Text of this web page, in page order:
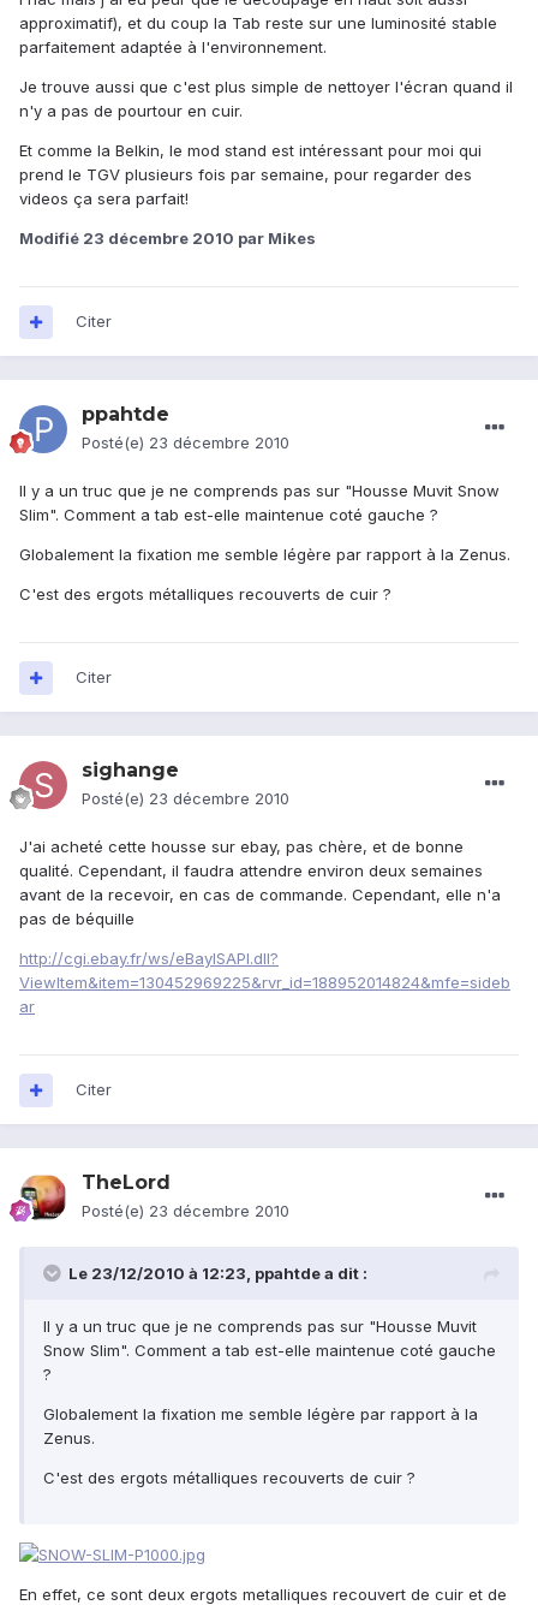
approximatif), et du coup la Tab reste sur une luminosité stable
parfaitement adaptée à l'environnement.
Je trouve aussi que c'est plus simple de nettoyer l'écran quand il
n'y a pas de pourtour en cuir.
Et comme la Belkin, le mod stand est intéressant pour moi qui
prend le TGV plusieurs fois par semaine, pour regarder des
videos ça sera parfait!
Modifié 23 décembre 2010 par Mikes
Citer
ppahtde
Posté(e) 23 décembre 2010
Il y a un truc que je ne comprends pas sur "Housse Muvit Snow
Slim". Comment a tab est-elle maintenue coté gauche ?
Globalement la fixation me semble légère par rapport à la Zenus.
C'est des ergots métalliques recouverts de cuir ?
Citer
sighange
Posté(e) 23 décembre 2010
J'ai acheté cette housse sur ebay, pas chère, et de bonne
qualité. Cependant, il faudra attendre environ deux semaines
avant de la recevoir, en cas de commande. Cependant, elle n'a
pas de béquille
http://cgi.ebay.fr/ws/eBayISAPI.dll?
ViewItem&item=130452969225&rvr_id=188952014824&mfe=sideb
ar
Citer
TheLord
Posté(e) 23 décembre 2010
Le 23/12/2010 à 12:23, ppahtde a dit :
Il y a un truc que je ne comprends pas sur "Housse Muvit
Snow Slim". Comment a tab est-elle maintenue coté gauche
?
Globalement la fixation me semble légère par rapport à la
Zenus.
C'est des ergots métalliques recouverts de cuir ?
En effet, ce sont deux ergots metalliques recouvert de cuir et de